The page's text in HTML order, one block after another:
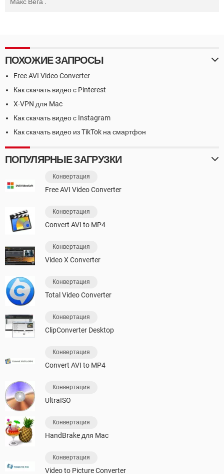
ПОХОЖИЕ ЗАПРОСЫ
Free AVI Video Converter
Как скачать видео с Pinterest
X-VPN для Mac
Как скачать видео с Instagram
Как скачать видео из TikTok на смартфон
ПОПУЛЯРНЫЕ ЗАГРУЗКИ
Конвертация
Free AVI Video Converter
Конвертация
Convert AVI to MP4
Конвертация
Video X Converter
Конвертация
Total Video Converter
Конвертация
ClipConverter Desktop
Конвертация
Convert AVI to MP4
Конвертация
UltraISO
Конвертация
HandBrake для Mac
Конвертация
Video to Picture Converter